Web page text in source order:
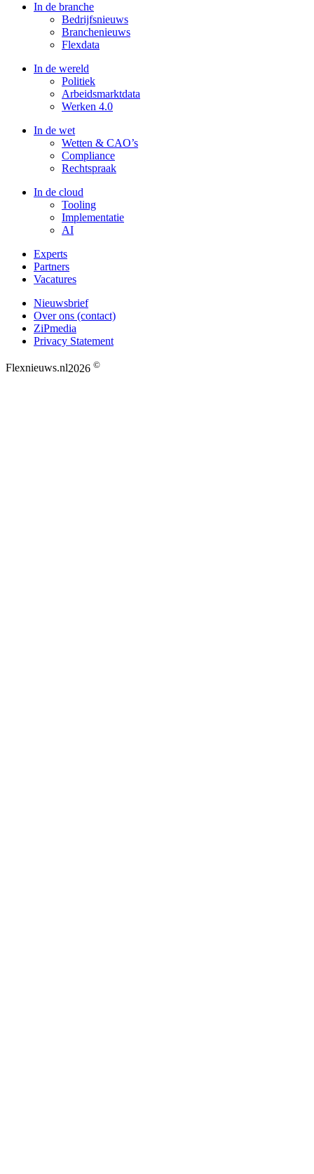
In de branche
Bedrijfsnieuws
Branchenieuws
Flexdata
In de wereld
Politiek
Arbeidsmarktdata
Werken 4.0
In de wet
Wetten & CAO’s
Compliance
Rechtspraak
In de cloud
Tooling
Implementatie
AI
Experts
Partners
Vacatures
Nieuwsbrief
Over ons (contact)
ZiPmedia
Privacy Statement
Flexnieuws.nl2026 ©